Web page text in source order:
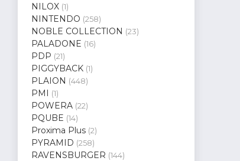
NILOX (1)
NINTENDO (258)
NOBLE COLLECTION (23)
PALADONE (16)
PDP (21)
PIGGYBACK (1)
PLAION (448)
PMI (1)
POWERA (22)
PQUBE (14)
Proxima Plus (2)
PYRAMID (258)
RAVENSBURGER (144)